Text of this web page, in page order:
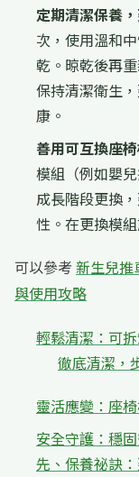
定期清潔保養
次，使用溫和
乾。晾乾後再
保持清潔衛生
康。
善用可互換座
模組（例如嬰
成長階段更換
性。在更換模
可以參考新生兒推
與使用攻略
輕鬆清潔：可
徹底清潔，
靈活應變：座
安全守護：穩
先、保養祕訣